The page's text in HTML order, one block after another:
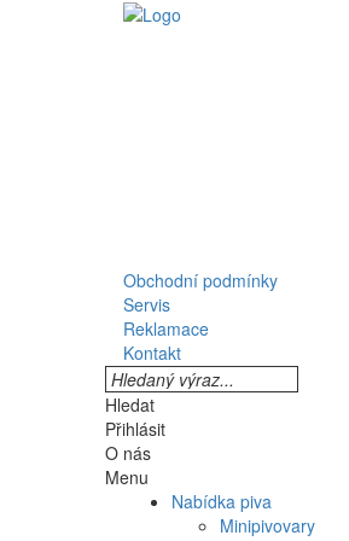
Obchodní podmínky
Servis
Reklamace
Kontakt
Hledat
Přihlásit
O nás
Menu
Nabídka piva
Minipivovary